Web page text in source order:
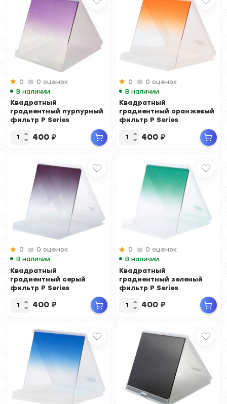
0
0 оценок
В наличии
Квадратный
градиентный пурпурный
фильтр P Series
400 ₽
0
0 оценок
В наличии
Квадратный
градиентный оранжевый
фильтр P Series
400 ₽
0
0 оценок
В наличии
Квадратный
градиентный серый
фильтр P Series
400 ₽
0
0 оценок
В наличии
Квадратный
градиентный зеленый
фильтр P Series
400 ₽